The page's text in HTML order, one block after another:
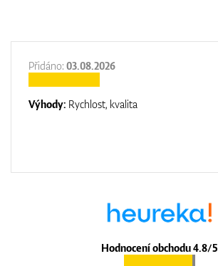
Hodnocení obchodu 4.8/5
Přidáno: 03.08.2026
Výhody: Rychlost, kvalita